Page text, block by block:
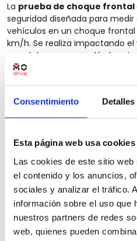
Consentimiento Detalles
Esta página web usa cookies
Las cookies de este sitio
el contenido y los anuncios,
sociales y analizar el tráfico.
información sobre el uso que
nuestros partners de redes
web, quienes pueden
La prueba de choque frontal
seguridad diseñada para
vehículos en un choque
km/h. Se realiza impactando
pared de acero y evalúa los
conductor y los pasajeros, así
vehículo para prevenir lesiones
cabeza y el torso del
instrumentos de medición
para calificar el vehículo con
ofrecido por el mismo.